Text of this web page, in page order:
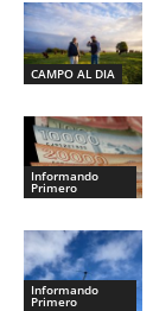
CAMPO AL DIA
Informando
Primero
Informando
Primero